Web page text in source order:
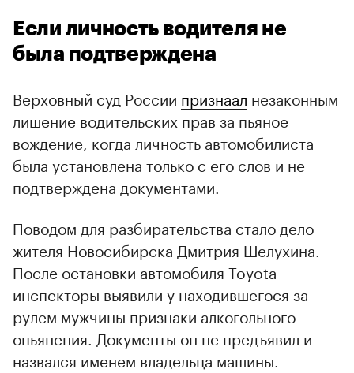
Если личность водителя не
была подтверждена
00:00 / 00:00
Верховный суд России признаал незаконным
лишение водительских прав за пьяное
вождение, когда личность автомобилиста
была установлена только с его слов и не
подтверждена документами.
Поводом для разбирательства стало дело
жителя Новосибирска Дмитрия Шелухина.
После остановки автомобиля Toyota
инспекторы выявили у находившегося за
рулем мужчины признаки алкогольного
опьянения. Документы он не предъявил и
назвался именем владельца машины.